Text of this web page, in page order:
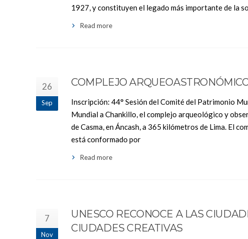
1927, y constituyen el legado más importante de la
Read more
26
Sep
COMPLEJO
Inscripción: 44° Sesión del Comité del Patrimonio
Mundial a Chankillo, el complejo arqueológico y
de Casma, en Áncash, a 365 kilómetros de Lima. El
está conformado por
Read more
7
Nov
UNESCO RECONOCE A LAS
CIUDADES CREATIVAS